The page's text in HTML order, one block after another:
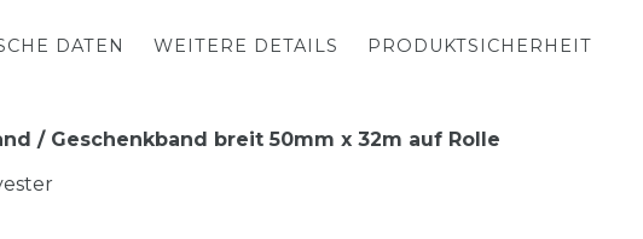
DATEN WEITERE DETAILS PRODUKTSICHERHEIT
/ Geschenkband breit 50mm x 32m auf Rolle